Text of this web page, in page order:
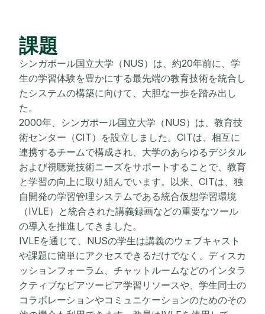
課題
シンガポール国立大学（NUS）は、約20年前に、学
生の学習体験を豊かにする最先端の教育技術を統合し
たシステムの構築に向けて、大胆な一歩を踏み出し
た。
2000年、シンガポール国立大学（NUS）は、教育技
術センター（CIT）を設立しました。CITは、相互に
連携するチームで構成され、大学のあらゆるデジタル
および視聴覚技術ニーズをサポートすることで、教育
と学習の向上に取り組んでいます。以来、CITは、独
自開発の学習管理システムである統合仮想学習環境
（IVLE）と統合された講義録画などの重要なツール
の導入を推進してきました。
IVLEを通じて、NUSの学生は講義のウェブキャスト
や課題に簡単にアクセスできるだけでなく、ディスカ
ッションフォーラム、チャットルームなどのインタラ
クティブなピアツーピア学習リソースや、学生同士の
コラボレーションやコミュニケーションのためのその